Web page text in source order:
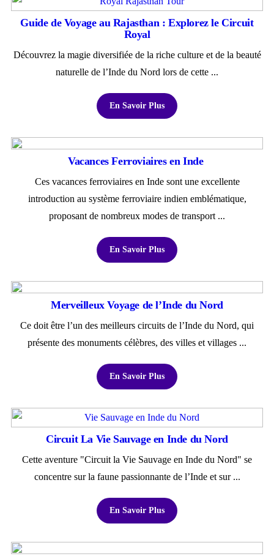
Guide de Voyage au Rajasthan : Explorez le Circuit
Royal
Découvrez la magie diversifiée de la riche culture et de la beauté
naturelle de l’Inde du Nord lors de cette ...
En Savoir Plus
Vacances Ferroviaires en Inde
Ces vacances ferroviaires en Inde sont une excellente
introduction au système ferroviaire indien emblématique,
proposant de nombreux modes de transport ...
En Savoir Plus
Merveilleux Voyage de l’Inde du Nord
Ce doit être l’un des meilleurs circuits de l’Inde du Nord, qui
présente des monuments célèbres, des villes et villages ...
En Savoir Plus
Circuit La Vie Sauvage en Inde du Nord
Cette aventure "Circuit la Vie Sauvage en Inde du Nord" se
concentre sur la faune passionnante de l’Inde et sur ...
En Savoir Plus